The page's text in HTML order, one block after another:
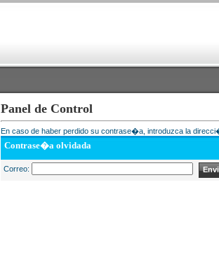
Panel de Control
En caso de haber perdido su contrase�a, introduzca la
Contrase�a olvidada
Correo: